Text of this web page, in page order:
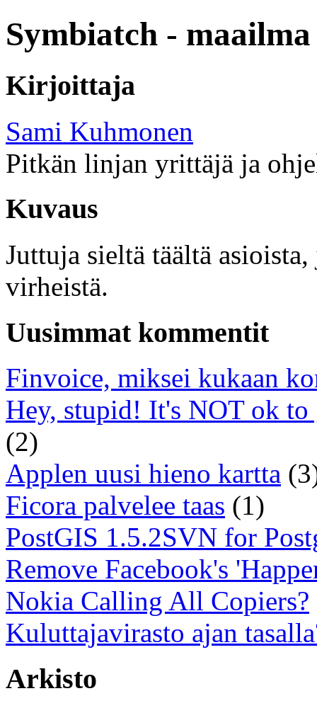
Symbiatch -
Kirjoittaja
Sami Kuhmonen
Pitkän linjan yrittäjä ja
Kuvaus
Juttuja sieltä täältä
virheistä.
Uusimmat kommentit
Finvoice, miksei kukaan
Hey, stupid! It's NOT ok to
(2)
Applen uusi hieno kartta
Ficora palvelee taas (1)
PostGIS 1.5.2SVN for
Remove Facebook's
Nokia Calling All Copiers?
Kuluttajavirasto ajan
Arkisto